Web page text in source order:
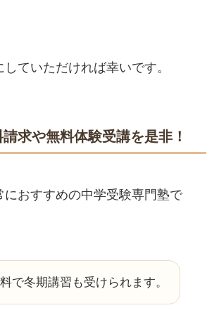
ていただければ幸いです。
求や無料体験受講を是非！
におすすめの中学受験専門塾で
で冬期講習も受けられます。